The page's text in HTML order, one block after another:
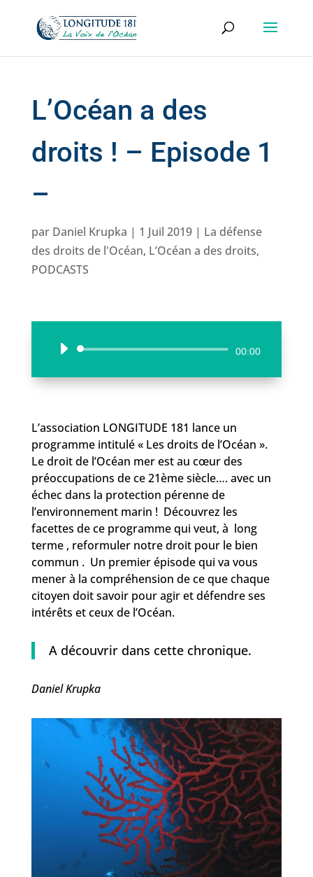
L’Océan a des
droits ! – Episode 1
–
par Daniel Krupka | 1 Juil 2019| La défense
des droits de l'Océan, L’Océan a des droits,
PODCASTS
Lecteur
00:00
L’association LONGITUDE 181 lance un
programme intitulé « Les droits de l’Océan ».
Le droit de l’Océan mer est au cœur des
préoccupations de ce 21ème siècle…. avec un
échec dans la protection pérenne de
l’environnement marin ! Découvrez les
facettes de ce programme qui veut, à long
terme , reformuler notre droit pour le bien
commun . Un premier épisode qui va vous
mener à la compréhension de ce que chaque
citoyen doit savoir pour agir et défendre ses
intérêts et ceux de l’Océan.
A découvrir dans cette chronique.
Daniel Krupka